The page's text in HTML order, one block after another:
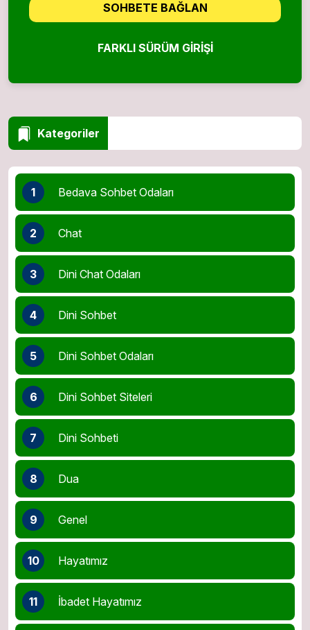
SOHBETE BAĞLAN
FARKLI SÜRÜM GIRIŞI
Kategoriler
1 Bedava Sohbet Odaları
2 Chat
3 Dini Chat Odaları
4 Dini Sohbet
5 Dini Sohbet Odaları
6 Dini Sohbet Siteleri
7 Dini Sohbeti
8 Dua
9 Genel
10 Hayatımız
11 İbadet Hayatımız